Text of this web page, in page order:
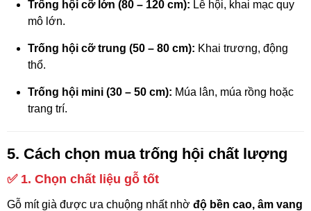
Trống hội cỡ lớn (80 – 120 cm): Lễ hội, khai mạc quy
mô lớn.
Trống hội cỡ trung (50 – 80 cm): Khai trương, động
thổ.
Trống hội mini (30 – 50 cm): Múa lân, múa rồng hoặc
trang trí.
5. Cách chọn mua trống hội chất lượng
✅ 1. Chọn chất liệu gỗ tốt
Gỗ mít già được ưa chuộng nhất nhờ độ bền cao, âm vang